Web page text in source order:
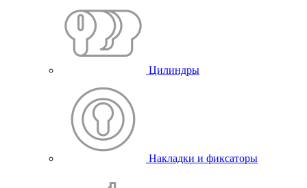
Цилиндры
Накладки и фиксаторы